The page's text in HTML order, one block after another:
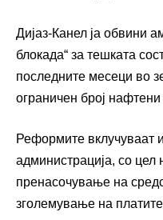
Дијаз-Канел ја обвини
блокада“ за тешката
последните месеци во
ограничен број нафтени
Реформите вклучуваат
администрација, со
пренасочување на
зголемување на